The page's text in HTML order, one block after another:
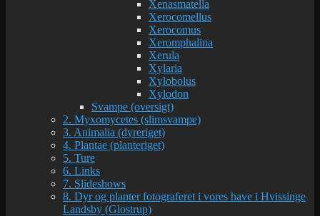
Xenasmatella
Xerocomellus
Xerocomus
Xeromphalina
Xerula
Xylaria
Xylobolus
Xylodon
Svampe (oversigt)
2. Myxomycetes (slimsvampe)
3. Animalia (dyreriget)
4. Plantae (planteriget)
5. Ture
6. Links
7. Slideshows
8. Dyr og planter fotograferet i vores have i Hvissinge
Landsby (Glostrup)